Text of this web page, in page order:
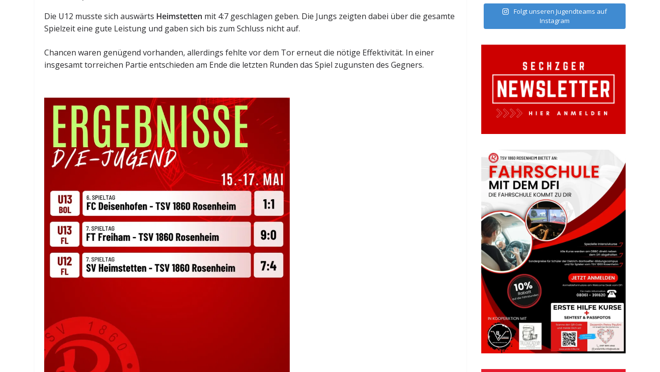
Die U12 musste sich auswärts Heimstetten mit 4:7 geschlagen geben. Die Jungs zeigten dabei über die gesamte
Spielzeit eine gute Leistung und gaben sich bis zum Schluss nicht auf.
Chancen waren genügend vorhanden, allerdings fehlte vor dem Tor erneut die nötige Effektivität. In einer
insgesamt torreichen Partie entschieden am Ende die letzten Runden das Spiel zugunsten des Gegners.
Folgt unseren Jugendteams auf
Instagram